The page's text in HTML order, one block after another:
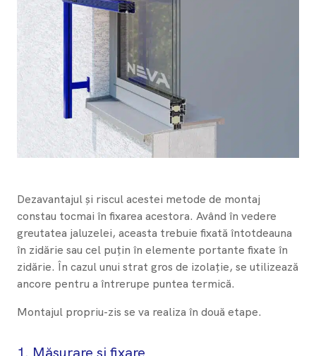
Dezavantajul și riscul acestei metode de montaj
constau tocmai în fixarea acestora. Având în vedere
greutatea jaluzelei, aceasta trebuie fixată întotdeauna
în zidărie sau cel puțin în elemente portante fixate în
zidărie. În cazul unui strat gros de izolație, se utilizează
ancore pentru a întrerupe puntea termică.
Montajul propriu-zis se va realiza în două etape.